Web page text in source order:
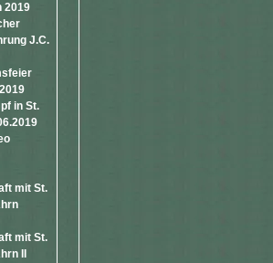
2019
J.C.
in St.
mit St.
mit St.
II